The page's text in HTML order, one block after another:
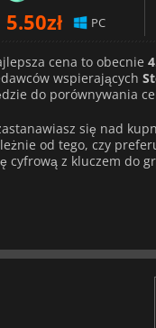
5.50zł PC
cena to obecnie
wspierających
do porównywania
się nad
od tego, czy
cyfrową z kluczem do